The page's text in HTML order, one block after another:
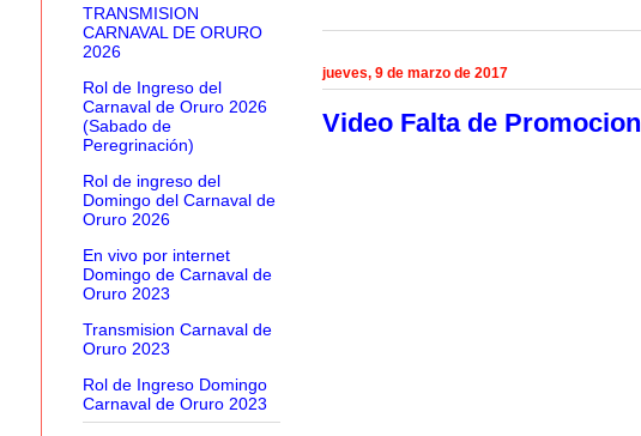
jueves, 9 de marzo de 2017
Video Falta de
TRANSMISION
CARNAVAL DE ORURO
2026
Rol de Ingreso del
Carnaval de Oruro 2026
(Sabado de
Peregrinación)
Rol de ingreso del
Domingo del Carnaval de
Oruro 2026
En vivo por internet
Domingo de Carnaval de
Oruro 2023
Transmision Carnaval de
Oruro 2023
Rol de Ingreso Domingo
Carnaval de Oruro 2023